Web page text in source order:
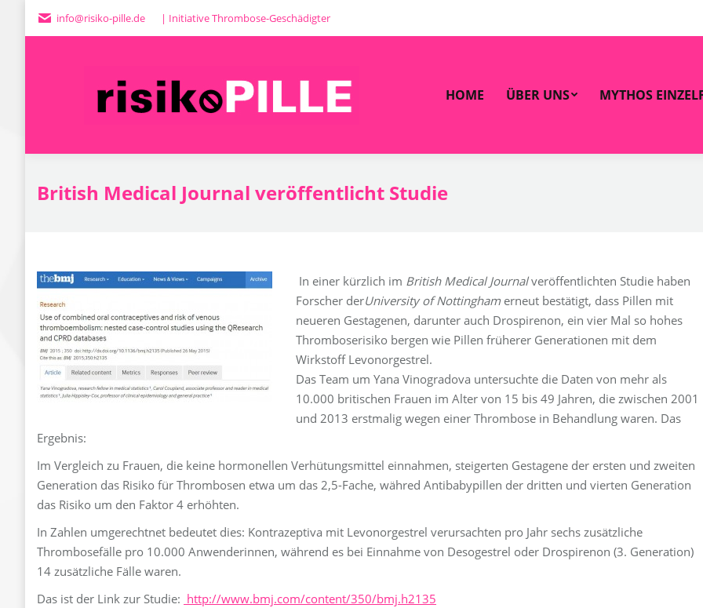
info@risiko-pille.de | Initiative Thrombose-Geschädigter
HOME ÜBER UNS MYTHOS
British Medical Journal veröffentlicht Studie
In einer kürzlich im British Medical Journalveröffentlichten Studie haben
Forscher derUniversity of Nottinghamerneut bestätigt, dass Pillen mit
neueren Gestagenen, darunter auch Drospirenon, ein vier Mal so hohes
Thromboserisiko bergen wie Pillen früherer Generationen mit dem
Wirkstoff Levonorgestrel.
Das Team um Yana Vinogradova untersuchte die Daten von mehr als
10.000 britischen Frauen im Alter von 15 bis 49 Jahren, die zwischen 2001
und 2013 erstmalig wegen einer Thrombose in Behandlung waren. Das
Ergebnis:
Im Vergleich zu Frauen, die keine hormonellen Verhütungsmittel einnahmen, steigerten Gestagene der ersten und zweiten
Generation das Risiko für Thrombosen etwa um das 2,5-Fache, währed Antibabypillen der dritten und vierten Generation
das Risiko um den Faktor 4 erhöhten.
In Zahlen umgerechtnet bedeutet dies: Kontrazeptiva mit Levonorgestrel verursachten pro Jahr sechs zusätzliche
Thrombosefälle pro 10.000 Anwenderinnen, während es bei Einnahme von Desogestrel oder Drospirenon (3. Generation)
14 zusätzliche Fälle waren.
Das ist der Link zur Studie: http://www.bmj.com/content/350/bmj.h2135